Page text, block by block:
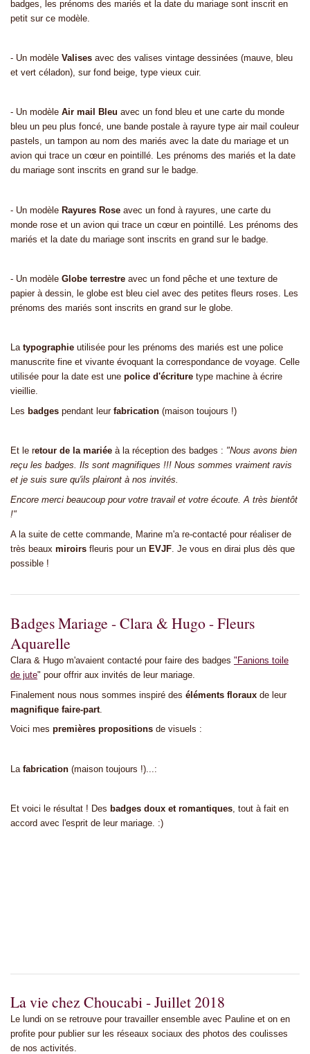
badges, les prénoms des mariés et la date du mariage sont inscrit en
petit sur ce modèle.
- Un modèle Valises avec des valises vintage dessinées (mauve, bleu
et vert céladon), sur fond beige, type vieux cuir.
- Un modèle Air mail Bleu avec un fond bleu et une carte du monde
bleu un peu plus foncé, une bande postale à rayure type air mail couleur
pastels, un tampon au nom des mariés avec la date du mariage et un
avion qui trace un cœur en pointillé. Les prénoms des mariés et la date
du mariage sont inscrits en grand sur le badge.
- Un modèle Rayures Rose avec un fond à rayures, une carte du
monde rose et un avion qui trace un cœur en pointillé. Les prénoms des
mariés et la date du mariage sont inscrits en grand sur le badge.
- Un modèle Globe terrestre avec un fond pêche et une texture de
papier à dessin, le globe est bleu ciel avec des petites fleurs roses. Les
prénoms des mariés sont inscrits en grand sur le globe.
La typographie utilisée pour les prénoms des mariés est une police
manuscrite fine et vivante évoquant la correspondance de voyage. Celle
utilisée pour la date est une police d'écriture type machine à écrire
vieillie.
Les badges pendant leur fabrication (maison toujours !)
Et le retour de la mariée à la réception des badges : "Nous avons bien
reçu les badges. Ils sont magnifiques !!! Nous sommes vraiment ravis
et je suis sure qu'ils plairont à nos invités.
Encore merci beaucoup pour votre travail et votre écoute. A très bientôt
!"
A la suite de cette commande, Marine m'a re-contacté pour réaliser de
très beaux miroirs fleuris pour un EVJF . Je vous en dirai plus dès que
possible !
Badges Mariage - Clara & Hugo - Fleurs
Aquarelle
Clara & Hugo m'avaient contacté pour faire des badges "Fanions toile
de jute" pour offrir aux invités de leur mariage.
Finalement nous nous sommes inspiré des éléments floraux de leur
magnifique faire-part
Voici mes premières propositions de visuels :
La fabrication (maison toujours !)...:
Et voici le résultat ! Des badges doux et romantiques , tout à fait en
accord avec l'esprit de leur mariage. :)
La vie chez Choucabi - Juillet 2018
Le lundi on se retrouve pour travailler ensemble avec Pauline et on en
profite pour publier sur les réseaux sociaux des photos des coulisses
de nos activités.